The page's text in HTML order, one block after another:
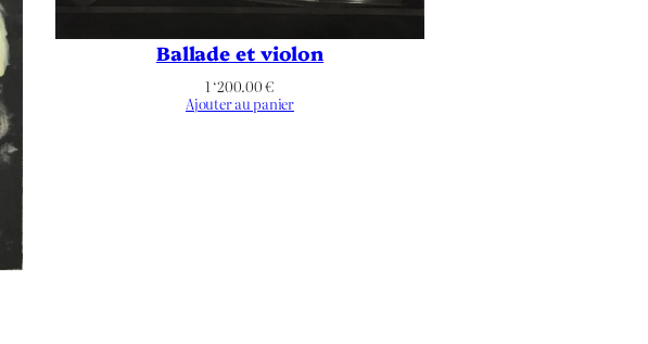
Ballade et violon
1 ‘200.00€
Ajouter au panier